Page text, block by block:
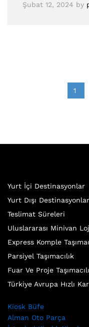
Şubat 12, 2024 by
1
Yurt İçi Destinasyonlar
Yurt Dışı Destinasyonlar
Teslimat Süreleri
Uluslararası Minivan
Express Komple
Parsiyel Taşımacılık
Fuar Ve Proje
Türkiye Avrupa Hızlı
Kiosk Büfe
Alman Oto Parça